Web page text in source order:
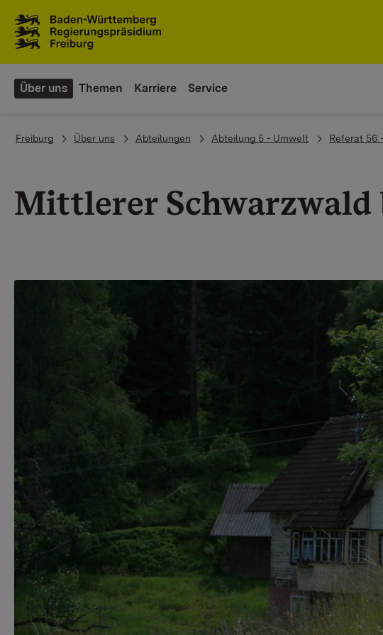
Über uns Themen Karriere Service
You are here:
Freiburg Über uns Abteilungen Abteilung 5 - Umwelt Referat 56
Mittlerer Schwarzwald